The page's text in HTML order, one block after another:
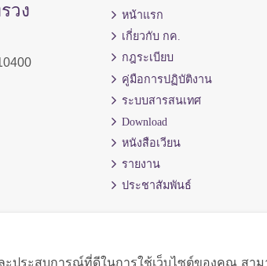
วง
หน้าแรก
เกี่ยวกับ กค.
กฎระเบียบ
คู่มือการปฏิบัติงาน
ระบบสารสนเทศ
Download
หนังสือเวียน
รายงาน
ประชาสัมพันธ์
ประสบการณ์ที่ดีในการใช้เว็บไซต์ของคุณ ส